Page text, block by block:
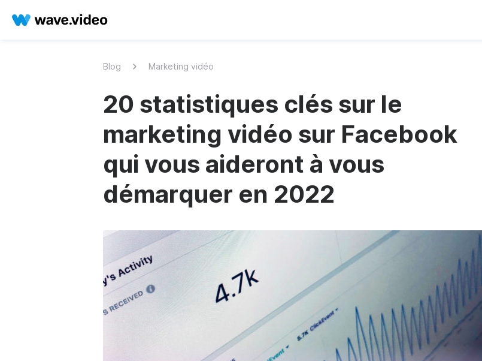
Blog Marketing vidéo
20 statistiques clés sur le
marketing vidéo sur Facebook
qui vous aideront à vous
démarquer en 2022